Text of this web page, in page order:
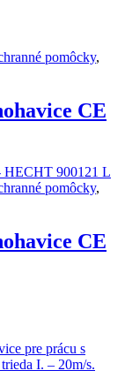
pomôcky,
CE
pomôcky,
CE
pre prácu s
I. – 20m/s.